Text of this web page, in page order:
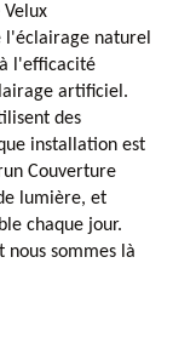
Velux
l'éclairage naturel
l'efficacité
artificiel.
des
installation est
Couverture
lumière, et
chaque jour.
sommes là